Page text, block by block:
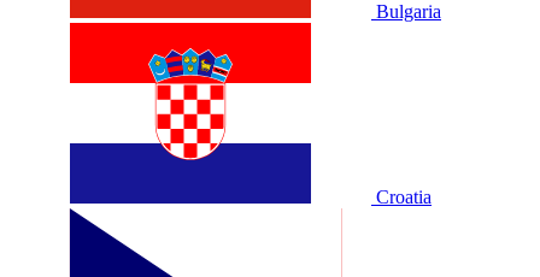
Bulgaria
Croatia